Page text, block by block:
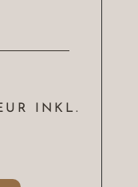
INKL.